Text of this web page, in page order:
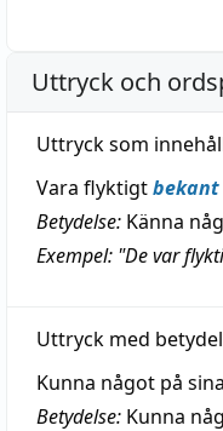
Uttryck och
Uttryck som
Vara flyktigtbekant
Betydelse: Känna
Exempel: "De var
Uttryck med
Kunna något på
Betydelse: Kunna